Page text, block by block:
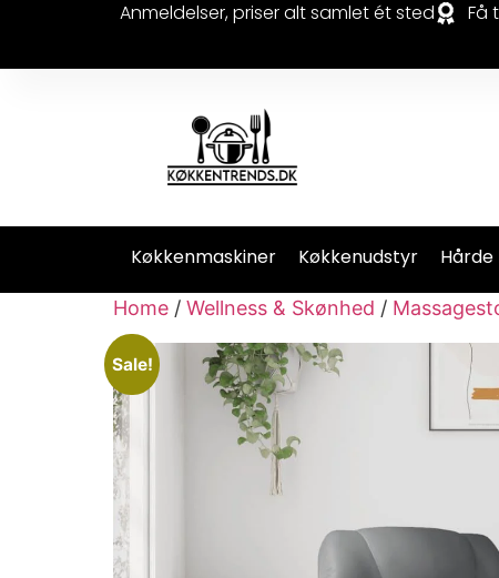
Anmeldelser, priser alt samlet ét sted Få
Køkkenmaskiner Køkkenudstyr
Home / Wellness & Skønhed /
Sale!